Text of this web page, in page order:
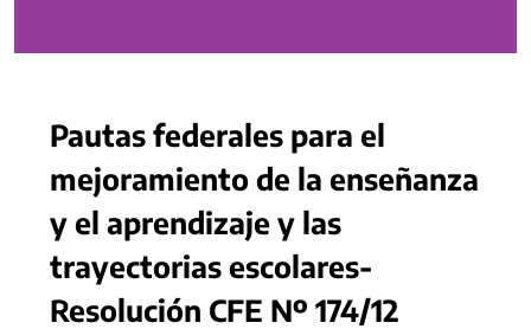
Pautas federales para el
mejoramiento de la enseñanza
y el aprendizaje y las
trayectorias escolares-
Resolución CFE Nº 174/12